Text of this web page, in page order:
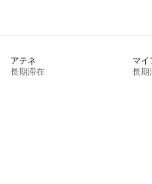
アテネ
長期滞在
マイ
長期